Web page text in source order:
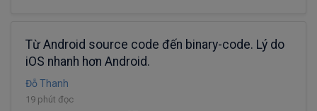
Từ Android source code đến binary-code. Lý do
iOS nhanh hơn Android.
Đỗ Thanh
19 phút đọc